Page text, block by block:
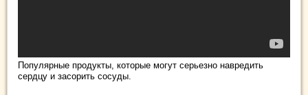
Популярные продукты, которые могут серьезно навредить
сердцу и засорить сосуды.